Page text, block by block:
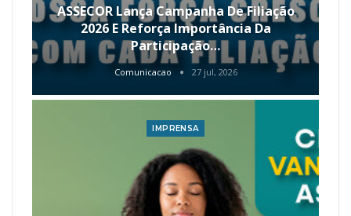
ASSECOR Lança Campanha De Filiação
2026 E Reforça Importância Da
Participação…
Comunicacao 27 jul, 2026
IMPRENSA